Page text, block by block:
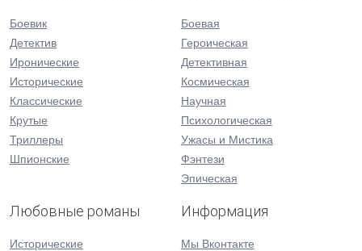
Боевик
Детектив
Иронические
Исторические
Классические
Крутые
Триллеры
Шпионские
Боевая
Героическая
Детективная
Космическая
Научная
Психологическая
Ужасы и Мистика
Фэнтези
Эпическая
Любовные романы
Исторические
Информация
Мы Вконтакте